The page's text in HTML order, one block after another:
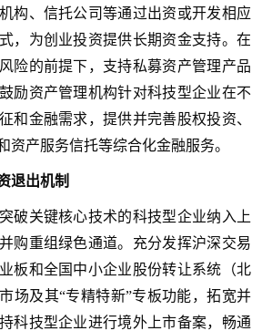
构、信托公司等通过出资或开发相应
，为创业投资提供长期资金支持。在
险的前提下，支持私募资产管理产品
励资产管理机构针对科技型企业在不
和金融需求，提供并完善股权投资、
资产服务信托等综合化金融服务。
出机制
关键核心技术的科技型企业纳入上
购重组绿色通道。充分发挥沪深交易
板和全国中小企业股份转让系统（北
场及其“专精特新”专板功能，拓宽并
科技型企业进行境外上市备案，畅通